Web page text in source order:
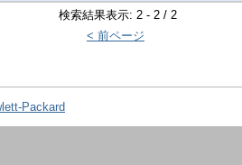
検索結果表示: 2 - 2 / 2
< 前ページ
Packard